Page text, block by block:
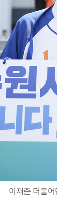
이재준 더불